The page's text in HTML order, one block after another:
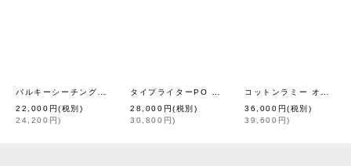
[homspun
22,000 円(税別)
24,200 円)
[homspun
28,000 円(税別)
30,800 円)
36,000 円(税別)
39,600 円)